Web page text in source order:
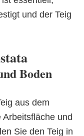
und der Teig
Boden
aus dem
und
Sie den Teig in